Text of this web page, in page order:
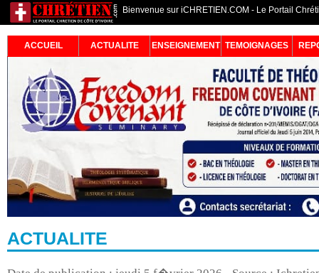
Bienvenue sur iCHRETIEN.COM - Le Portail
ACCUEIL ACTUALITE ENSEIGNEMENT TEMOIGNAGES
ACTUALITE